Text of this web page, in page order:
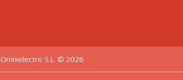
Omnielectric S.L. © 2026